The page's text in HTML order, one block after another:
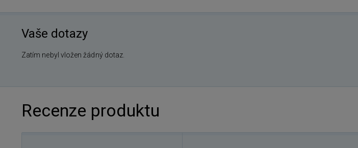
Vaše dotazy
Zatím nebyl vložen žádný dotaz.
Recenze produktu